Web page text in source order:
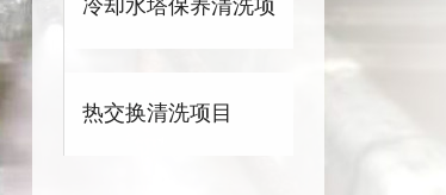
冷却水塔保养清洗项
热交换清洗项目